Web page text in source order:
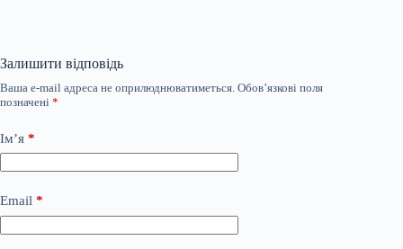
Залишити відповідь
Ваша e-mail адреса не оприлюднюватиметься. Обов’язкові поля
позначені *
Ім’я *
Email *